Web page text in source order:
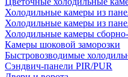
Холодильные камеры из
Холодильные камеры из
Холодильные камеры
Камеры шоковой заморозки
Быстровозводимые
Сэндвич-панели PIR/PUR